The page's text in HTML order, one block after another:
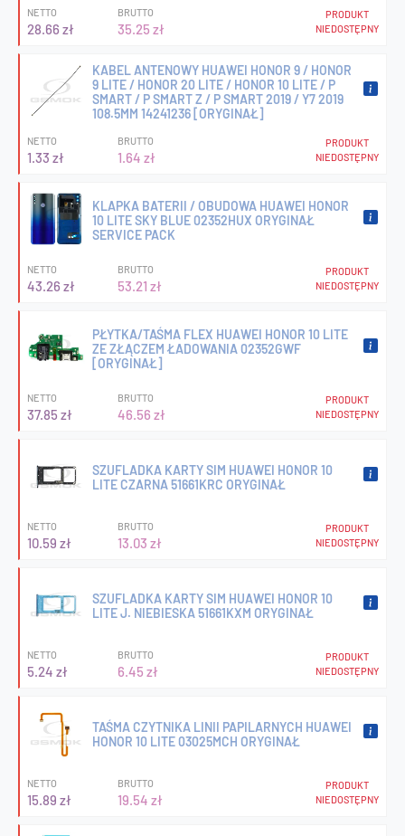
NETTO
28.66 zł
BRUTTO
35.25 zł
PRODUKT
NIEDOSTĘPNY
KABEL ANTENOWY HUAWEI HONOR 9 / HONOR
9 LITE / HONOR 20 LITE / HONOR 10 LITE / P
SMART / P SMART Z / P SMART 2019 / Y7 2019
108.5MM 14241236 [ORYGINAŁ]
NETTO
1.33 zł
BRUTTO
1.64 zł
PRODUKT
NIEDOSTĘPNY
KLAPKA BATERII / OBUDOWA HUAWEI HONOR
10 LITE SKY BLUE 02352HUX ORYGINAŁ
SERVICE PACK
NETTO
43.26 zł
BRUTTO
53.21 zł
PRODUKT
NIEDOSTĘPNY
PŁYTKA/TAŚMA FLEX HUAWEI HONOR 10 LITE
ZE ZŁĄCZEM ŁADOWANIA 02352GWF
[ORYGINAŁ]
NETTO
37.85 zł
BRUTTO
46.56 zł
PRODUKT
NIEDOSTĘPNY
SZUFLADKA KARTY SIM HUAWEI HONOR 10
LITE CZARNA 51661KRC ORYGINAŁ
NETTO
10.59 zł
BRUTTO
13.03 zł
PRODUKT
NIEDOSTĘPNY
SZUFLADKA KARTY SIM HUAWEI HONOR 10
LITE J. NIEBIESKA 51661KXM ORYGINAŁ
NETTO
5.24 zł
BRUTTO
6.45 zł
PRODUKT
NIEDOSTĘPNY
TAŚMA CZYTNIKA LINII PAPILARNYCH HUAWEI
HONOR 10 LITE 03025MCH ORYGINAŁ
NETTO
15.89 zł
BRUTTO
19.54 zł
PRODUKT
NIEDOSTĘPNY